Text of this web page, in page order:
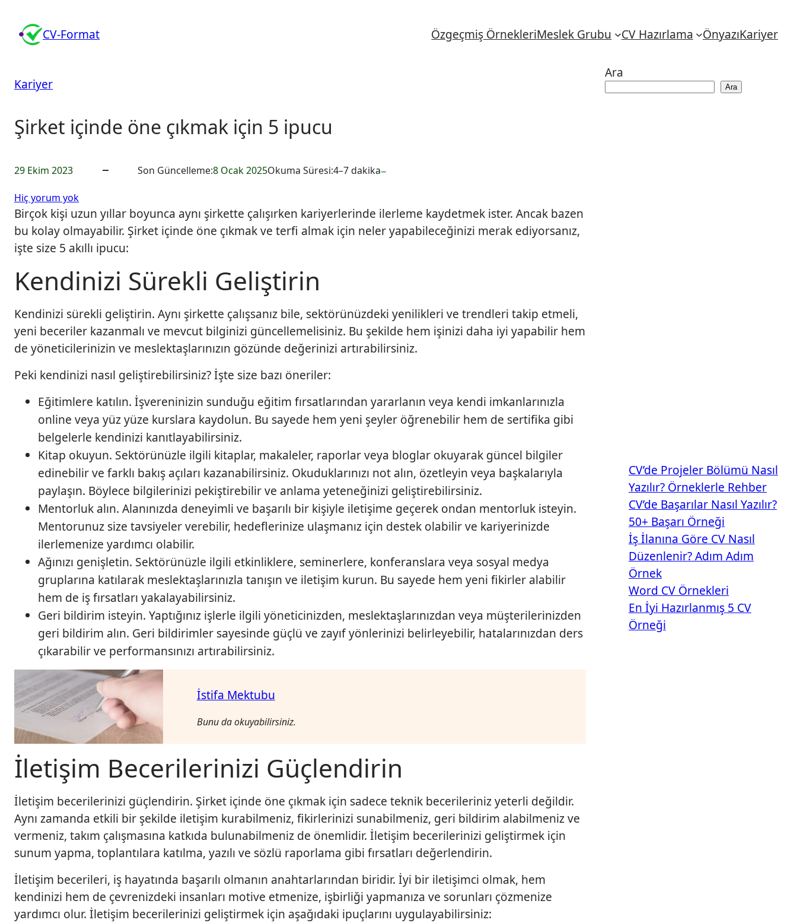
geç
CV-Format Özgeçmiş ÖrnekleriMeslek Grubu CV Hazırlama ÖnyazıKariyer
Kariyer
Şirket içinde öne çıkmak için 5 ipucu
29 Ekim 2023 Son Güncelleme:8 Ocak 2025Okuma Süresi:4–7 dakika–
Ş
i
r
e
i
d
e
ö
n
i
Hiç yorum yok
Birçok kişi uzun yıllar boyunca aynı şirkette çalışırken kariyerlerinde ilerleme kaydetmek ister. Ancak bazen
bu kolay olmayabilir. Şirket içinde öne çıkmak ve terfi almak için neler yapabileceğinizi merak ediyorsanız,
işte size 5 akıllı ipucu:
Kendinizi Sürekli Geliştirin
Kendinizi sürekli geliştirin. Aynı şirkette çalışsanız bile, sektörünüzdeki yenilikleri ve trendleri takip etmeli,
yeni beceriler kazanmalı ve mevcut bilginizi güncellemelisiniz. Bu şekilde hem işinizi daha iyi yapabilir hem
de yöneticilerinizin ve meslektaşlarınızın gözünde değerinizi artırabilirsiniz.
Peki kendinizi nasıl geliştirebilirsiniz? İşte size bazı öneriler:
Eğitimlere katılın. İşvereninizin sunduğu eğitim fırsatlarından yararlanın veya kendi imkanlarınızla
online veya yüz yüze kurslara kaydolun. Bu sayede hem yeni şeyler öğrenebilir hem de sertifika gibi
belgelerle kendinizi kanıtlayabilirsiniz.
Kitap okuyun. Sektörünüzle ilgili kitaplar, makaleler, raporlar veya bloglar okuyarak güncel bilgiler
edinebilir ve farklı bakış açıları kazanabilirsiniz. Okuduklarınızı not alın, özetleyin veya başkalarıyla
paylaşın. Böylece bilgilerinizi pekiştirebilir ve anlama yeteneğinizi geliştirebilirsiniz.
Mentorluk alın. Alanınızda deneyimli ve başarılı bir kişiyle iletişime geçerek ondan mentorluk isteyin.
Mentorunuz size tavsiyeler verebilir, hedeflerinize ulaşmanız için destek olabilir ve kariyerinizde
ilerlemenize yardımcı olabilir.
Ağınızı genişletin. Sektörünüzle ilgili etkinliklere, seminerlere, konferanslara veya sosyal medya
gruplarına katılarak meslektaşlarınızla tanışın ve iletişim kurun. Bu sayede hem yeni fikirler alabilir
hem de iş fırsatları yakalayabilirsiniz.
Geri bildirim isteyin. Yaptığınız işlerle ilgili yöneticinizden, meslektaşlarınızdan veya müşterilerinizden
geri bildirim alın. Geri bildirimler sayesinde güçlü ve zayıf yönlerinizi belirleyebilir, hatalarınızdan ders
çıkarabilir ve performansınızı artırabilirsiniz.
İstifa Mektubu
Bunu da okuyabilirsiniz.
İletişim Becerilerinizi Güçlendirin
İletişim becerilerinizi güçlendirin. Şirket içinde öne çıkmak için sadece teknik becerileriniz yeterli değildir.
Aynı zamanda etkili bir şekilde iletişim kurabilmeniz, fikirlerinizi sunabilmeniz, geri bildirim alabilmeniz ve
vermeniz, takım çalışmasına katkıda bulunabilmeniz de önemlidir. İletişim becerilerinizi geliştirmek için
sunum yapma, toplantılara katılma, yazılı ve sözlü raporlama gibi fırsatları değerlendirin.
İletişim becerileri, iş hayatında başarılı olmanın anahtarlarından biridir. İyi bir iletişimci olmak, hem
kendinizi hem de çevrenizdeki insanları motive etmenize, işbirliği yapmanıza ve sorunları çözmenize
yardımcı olur. İletişim becerilerinizi geliştirmek için aşağıdaki ipuçlarını uygulayabilirsiniz:
Ara
Ara
CV’de Projeler Bölümü Nasıl
Yazılır? Örneklerle Rehber
CV’de Başarılar Nasıl Yazılır?
50+ Başarı Örneği
İş İlanına Göre CV Nasıl
Düzenlenir? Adım Adım
Örnek
Word CV Örnekleri
En İyi Hazırlanmış 5 CV
Örneği